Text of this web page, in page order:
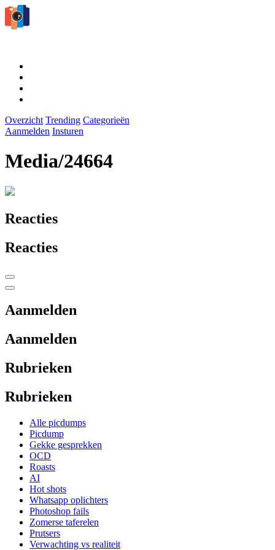
Overzicht Trending Categorieën
Aanmelden Insturen
Media/24664
Reacties
Reacties
Aanmelden
Aanmelden
Rubrieken
Rubrieken
Alle picdumps
Picdump
Gekke gesprekken
OCD
Roasts
AI
Hot shots
Whatsapp oplichters
Photoshop fails
Zomerse taferelen
Prutsers
Verwachting vs realiteit